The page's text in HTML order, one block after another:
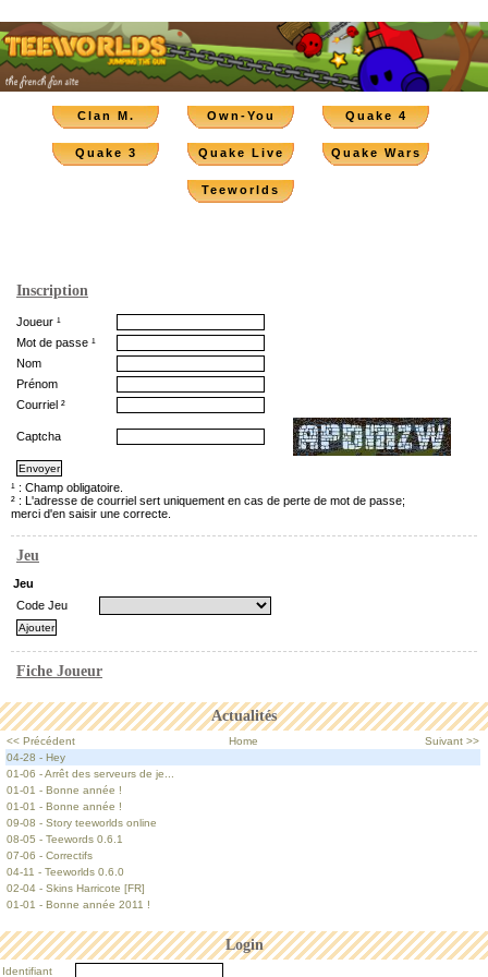
Clan M. Own-You Quake 4
Quake 3 Quake Live Quake Wars
Teeworlds
Actualités
<< Précédent Home
Suivant >>
04-28 - Hey
01-06 - Arrêt des serveurs de je...
01-01 - Bonne année !
01-01 - Bonne année !
09-08 - Story teeworlds online
08-05 - Teewords 0.6.1
07-06 - Correctifs
04-11 - Teeworlds 0.6.0
02-04 - Skins Harricote [FR]
01-01 - Bonne année 2011 !
Login
Identifiant
Inscription
Joueur ¹
Mot de passe ¹
Nom
Prénom
Courriel ²
Captcha
¹ : Champ obligatoire.
² : L'adresse de courriel sert uniquement en cas de perte de mot de passe;
merci d'en saisir une correcte.
Jeu
Jeu
Code Jeu
Fiche Joueur